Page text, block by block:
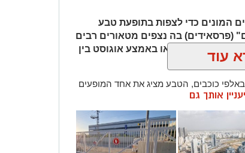
המונים כדי לצפות בתופעת טבע
(פרסאידים) בה נצפים מטאורים רבים
מגיע לשיאו באמצע אוגוסט בין
כוכבים, הטבע מציג את אחד המופעים
זו ההזדמנות לעצור לרגע, להתרחק
כדור הארץ עם השובל של כוכב השביט
עוד
אותך גם